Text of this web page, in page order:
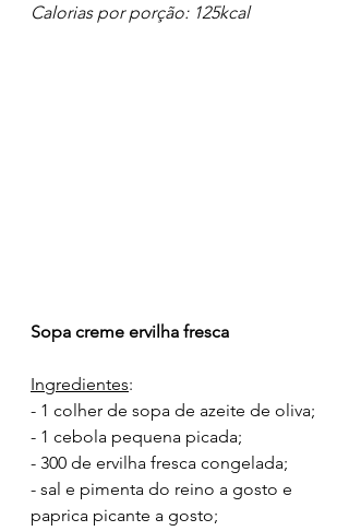
Calorias por porção: 125kcal
Sopa creme ervilha fresca
Ingredientes:
- 1 colher de sopa de azeite de oliva;
- 1 cebola pequena picada;
- 300 de ervilha fresca congelada;
- sal e pimenta do reino a gosto e
paprica picante a gosto;